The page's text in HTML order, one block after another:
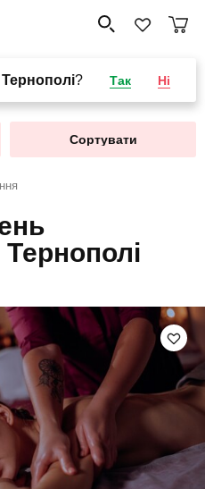
Тернополі? Так Ні
Сортувати